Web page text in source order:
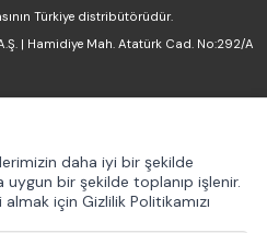
Türkiye distribütörüdür.
| Hamidiye Mah. Atatürk Cad. No:292/A
daha iyi bir şekilde
uygun bir şekilde toplanıp işlenir.
için Gizlilik Politikamızı